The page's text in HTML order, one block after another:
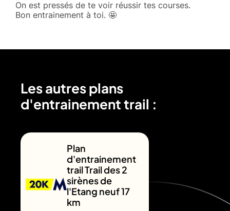
On est pressés de te voir réussir tes courses.
Bon entrainement à toi. 🤩
Les autres plans
d'entrainement trail :
Plan
d'entrainement
trail Trail des 2
sirènes de
l'Etang neuf 17
km